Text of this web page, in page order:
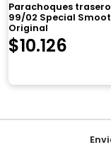
Parachoques trasero
99/02 Special
Original
$10.126
Navegación
Tu